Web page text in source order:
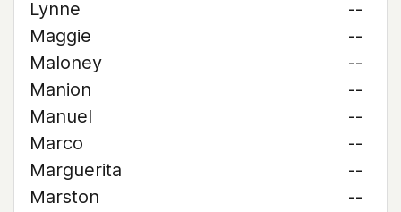
Lynne
--
Maggie
--
Maloney
--
Manion
--
Manuel
--
Marco
--
Marguerita
--
Marston
--